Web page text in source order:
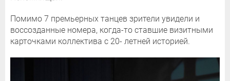
Помимо 7 премьерных танцев зрители увидели и
воссозданные номера, когда-то ставшие визитными
карточками коллектива с 20- летней историей.